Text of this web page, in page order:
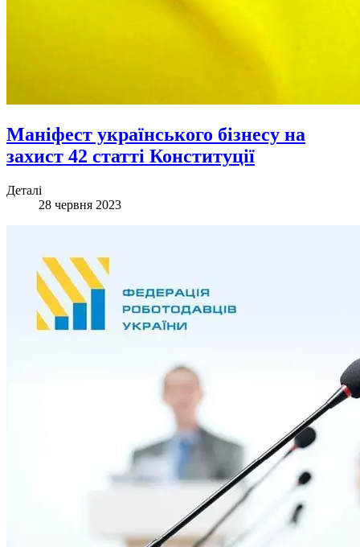
Маніфест українського бізнесу на
захист 42 статті Конституції
Деталі
28 червня 2023